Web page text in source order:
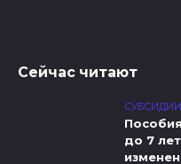
Сейчас читают
СУБСИДИИ
до 7